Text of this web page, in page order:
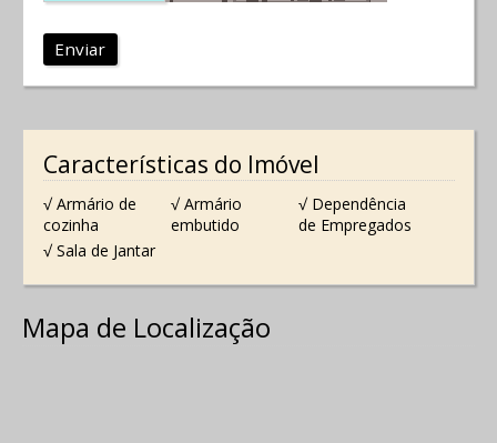
Enviar
Características do Imóvel
√ Armário de
cozinha
√ Armário
embutido
√ Dependência
de Empregados
√ Sala de Jantar
Mapa de Localização